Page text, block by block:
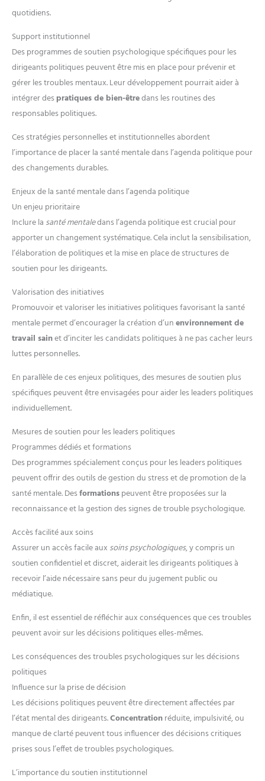
quotidiens.
Support institutionnel
Des programmes de soutien psychologique spécifiques pour les
dirigeants politiques peuvent être mis en place pour prévenir et
gérer les troubles mentaux. Leur développement pourrait aider à
intégrer despratiques de bien-êtredans les routines des
responsables politiques.
Ces stratégies personnelles et institutionnelles abordent
l’importance de placer la santé mentale dans l’agenda politique pour
des changements durables.
Enjeux de la santé mentale dans l’agenda politique
Un enjeu prioritaire
Inclure la santé mentaledans l’agenda politique est crucial pour
apporter un changement systématique. Cela inclut la sensibilisation,
l’élaboration de politiques et la mise en place de structures de
soutien pour les dirigeants.
Valorisation des initiatives
Promouvoir et valoriser les initiatives politiques favorisant la santé
mentale permet d’encourager la création d’unenvironnement de
travail sainet d’inciter les candidats politiques à ne pas cacher leurs
luttes personnelles.
En parallèle de ces enjeux politiques, des mesures de soutien plus
spécifiques peuvent être envisagées pour aider les leaders politiques
individuellement.
Mesures de soutien pour les leaders politiques
Programmes dédiés et formations
Des programmes spécialement conçus pour les leaders politiques
peuvent offrir des outils de gestion du stress et de promotion de la
santé mentale. Desformationspeuvent être proposées sur la
reconnaissance et la gestion des signes de trouble psychologique.
Accès facilité aux soins
Assurer un accès facile aux soins psychologiques, y compris un
soutien confidentiel et discret, aiderait les dirigeants politiques à
recevoir l’aide nécessaire sans peur du jugement public ou
médiatique.
Enfin, il est essentiel de réfléchir aux conséquences que ces troubles
peuvent avoir sur les décisions politiques elles-mêmes.
Les conséquences des troubles psychologiques sur les décisions
politiques
Influence sur la prise de décision
Les décisions politiques peuvent être directement affectées par
l’état mental des dirigeants.Concentrationréduite, impulsivité, ou
manque de clarté peuvent tous influencer des décisions critiques
prises sous l’effet de troubles psychologiques.
L’importance du soutien institutionnel